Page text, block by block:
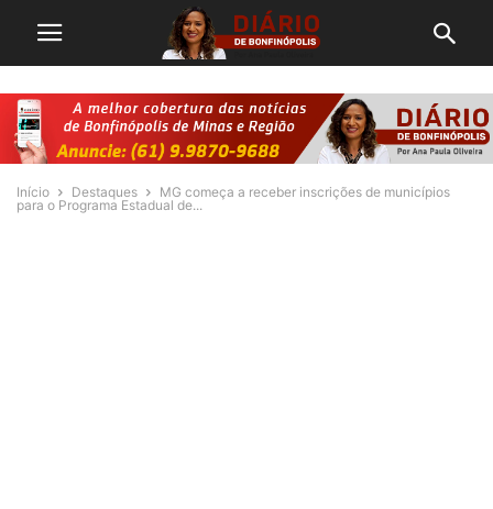
Início Destaques
MG começa a receber inscrições de municípios
para o Programa Estadual de...